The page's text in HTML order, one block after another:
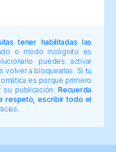
tener habilitadas las
o modo incógnito es
puedes activar
a bloquearlas. Si tu
es porque primero
su publicación.Recuerda
respeto, escribir todo el